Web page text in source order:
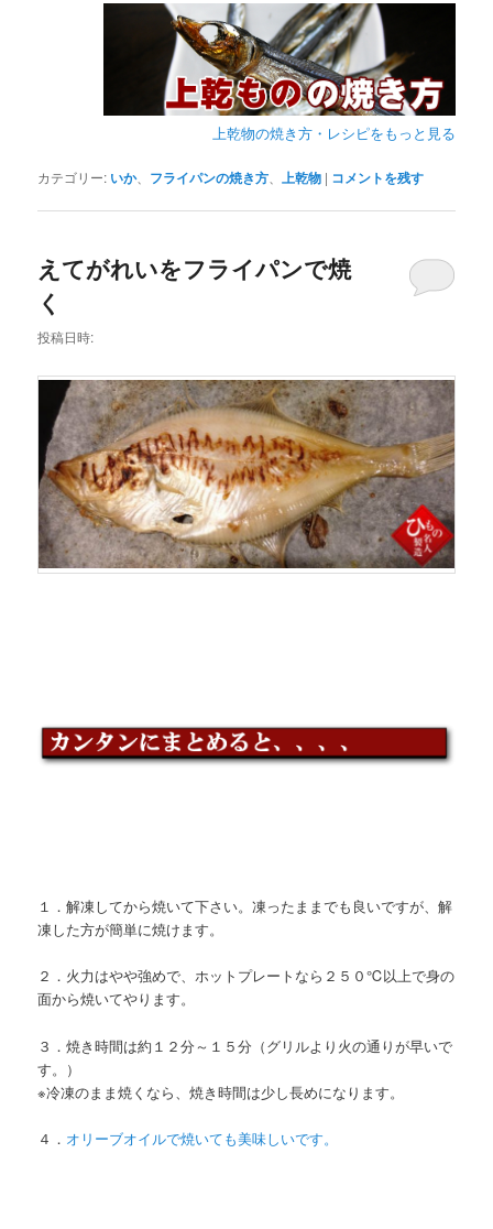
上乾物の焼き方・レシピをもっと見る
カテゴリー: いか、 フライパンの焼き方 上乾物 | コメントを残す
えてがれいをフライパンで焼
く
投稿日時:
１．解凍してから焼いて下さい。凍ったままでも良いですが、解
凍した方が簡単に焼けます。
２．火力はやや強めで、ホットプレートなら２５０℃以上で身の
面から焼いてやります。
３．焼き時間は約１２分～１５分（グリルより火の通りが早いで
す。）
※冷凍のまま焼くなら、焼き時間は少し長めになります。
４． オリーブオイルで焼いても美味しいです。